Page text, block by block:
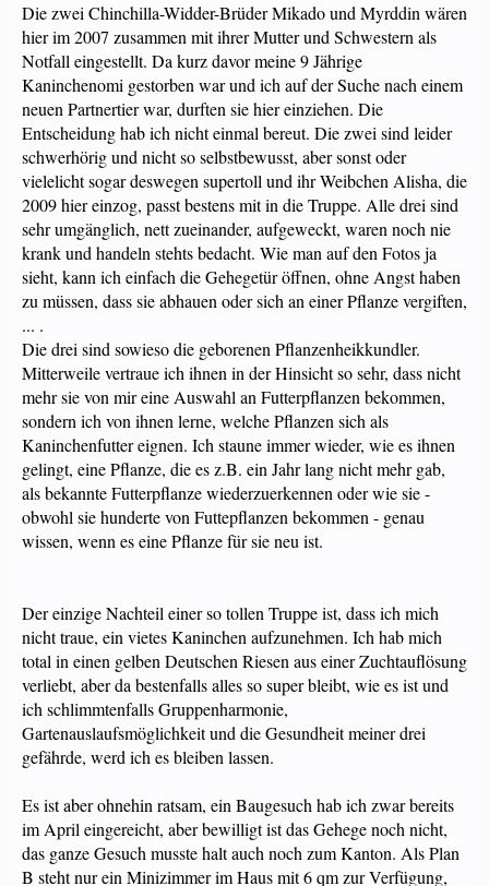
Die zwei Chinchilla-Widder-Brüder Mikado und Myrddin wären
hier im 2007 zusammen mit ihrer Mutter und Schwestern als
Notfall eingestellt. Da kurz davor meine 9 Jährige
Kaninchenomi gestorben war und ich auf der Suche nach einem
neuen Partnertier war, durften sie hier einziehen. Die
Entscheidung hab ich nicht einmal bereut. Die zwei sind leider
schwerhörig und nicht so selbstbewusst, aber sonst oder
vielelicht sogar deswegen supertoll und ihr Weibchen Alisha, die
2009 hier einzog, passt bestens mit in die Truppe. Alle drei sind
sehr umgänglich, nett zueinander, aufgeweckt, waren noch nie
krank und handeln stehts bedacht. Wie man auf den Fotos ja
sieht, kann ich einfach die Gehegetür öffnen, ohne Angst haben
zu müssen, dass sie abhauen oder sich an einer Pflanze vergiften,
... .
Die drei sind sowieso die geborenen Pflanzenheikkundler.
Mitterweile vertraue ich ihnen in der Hinsicht so sehr, dass nicht
mehr sie von mir eine Auswahl an Futterpflanzen bekommen,
sondern ich von ihnen lerne, welche Pflanzen sich als
Kaninchenfutter eignen. Ich staune immer wieder, wie es ihnen
gelingt, eine Pflanze, die es z.B. ein Jahr lang nicht mehr gab,
als bekannte Futterpflanze wiederzuerkennen oder wie sie -
obwohl sie hunderte von Futtepflanzen bekommen - genau
wissen, wenn es eine Pflanze für sie neu ist.
Der einzige Nachteil einer so tollen Truppe ist, dass ich mich
nicht traue, ein vietes Kaninchen aufzunehmen. Ich hab mich
total in einen gelben Deutschen Riesen aus einer Zuchtauflösung
verliebt, aber da bestenfalls alles so super bleibt, wie es ist und
ich schlimmtenfalls Gruppenharmonie,
Gartenauslaufsmöglichkeit und die Gesundheit meiner drei
gefährde, werd ich es bleiben lassen.
Es ist aber ohnehin ratsam, ein Baugesuch hab ich zwar bereits
im April eingereicht, aber bewilligt ist das Gehege noch nicht,
das ganze Gesuch musste halt auch noch zum Kanton. Als Plan
B steht nur ein Minizimmer im Haus mit 6 qm zur Verfügung,